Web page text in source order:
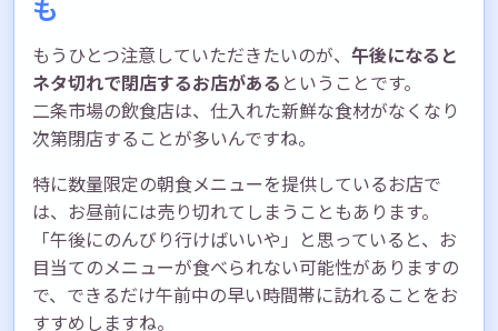
も
もうひとつ注意していただきたいのが、 午後になると
ネタ切れで閉店するお店がある ということです。
二条市場の飲食店は、仕入れた新鮮な食材がなくなり
次第閉店することが多いんですね。
特に数量限定の朝食メニューを提供しているお店で
は、お昼前には売り切れてしまうこともあります。
「午後にのんびり行けばいいや」と思っていると、お
目当てのメニューが食べられない可能性がありますの
で、できるだけ午前中の早い時間帯に訪れることをお
すすめしますね。